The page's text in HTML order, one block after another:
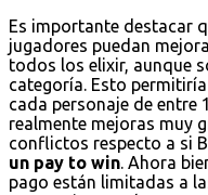
Es importante destacar
jugadores puedan
todos los elixir, aunque
categoría. Esto
cada personaje de entre
realmente mejoras muy
conflictos respecto a si
un pay to win . Ahora
pago están limitadas a